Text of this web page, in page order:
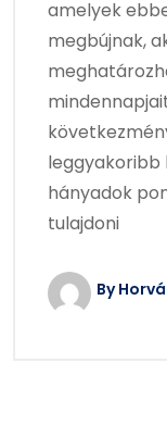
amelyek
megbújnak,
leggyakoribb
hányadok
tulajdoni
By